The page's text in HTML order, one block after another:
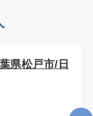
県松戸市/日